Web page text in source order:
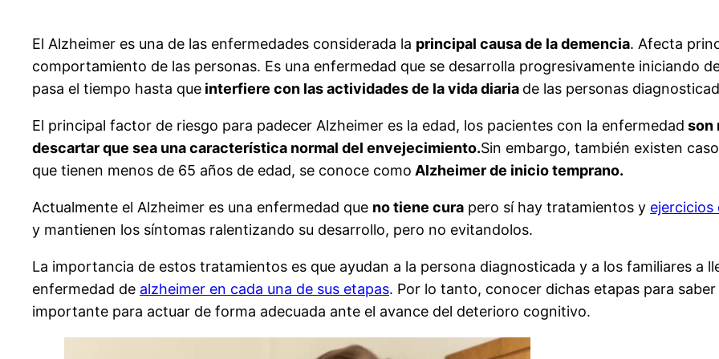
El Alzheimer es una de las enfermedades considerada la principal causa de la demencia. Afecta
comportamiento de las personas. Es una enfermedad que se desarrolla progresivamente iniciando
pasa el tiempo hasta que interfiere con las actividades de la vida diaria de las personas
El principal factor de riesgo para padecer Alzheimer es la edad, los pacientes con la enfermedad son
descartar que sea una característica normal del envejecimiento.Sin embargo, también existen
que tienen menos de 65 años de edad, se conoce como Alzheimer de inicio temprano.
Actualmente el Alzheimer es una enfermedad que no tiene cura pero sí hay tratamientos y ejercicios
y mantienen los síntomas ralentizando su desarrollo, pero no evitandolos.
La importancia de estos tratamientos es que ayudan a la persona diagnosticada y a los familiares a
enfermedad de alzheimer en cada una de sus etapas. Por lo tanto, conocer dichas etapas para
importante para actuar de forma adecuada ante el avance del deterioro cognitivo.